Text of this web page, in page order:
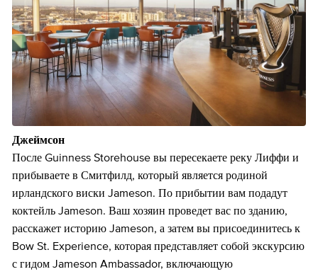
Джеймсон
После Guinness Storehouse вы пересекаете реку Лиффи и
прибываете в Смитфилд, который является родиной
ирландского виски Jameson. По прибытии вам подадут
коктейль Jameson. Ваш хозяин проведет вас по зданию,
расскажет историю Jameson, а затем вы присоединитесь к
Bow St. Experience, которая представляет собой экскурсию
с гидом Jameson Ambassador, включающую